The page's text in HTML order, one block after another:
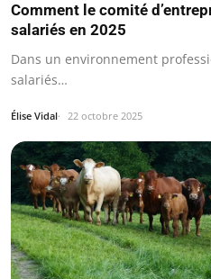
Comment le comité
salariés en 2025
Dans un environnement
salariés…
Élise Vidal 22 octobre 2025